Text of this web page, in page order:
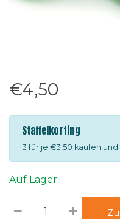
€4,50
Staffelkorting
3 für je €3,50 kaufen und
Auf Lager